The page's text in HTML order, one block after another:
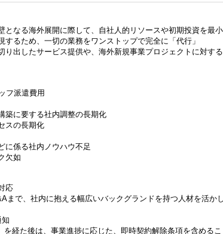
なる海外展開に際して、自社人的リソースや初期投資を最
るため、一切の業務をワンストップで完全に「代行」
り出したサービス提供や、海外新規事業プロジェクトに対す
フ派遣費用
築に要する社内調整の長期化
スの長期化
に係る社内ノウハウ不足
欠如
応
まで、社内に抱える幅広いバックグランドを持つ人材を活か
経た後は、事業進捗に応じた、即時契約解除条項を含める